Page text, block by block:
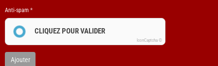
Anti-spam
CLIQUEZ POUR VALIDER
IconCaptcha ©
Ajouter